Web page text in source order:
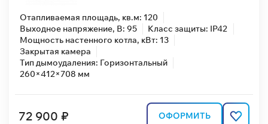
Отапливаемая площадь, кв.м: 120
Выходное напряжение, В: 95
Класс защиты: IP42
Мощность настенного котла, кВт: 13
Закрытая камера
Тип дымоудаления: Горизонтальный
260×412×708 мм
72 900 ₽ ОФОРМИТЬ